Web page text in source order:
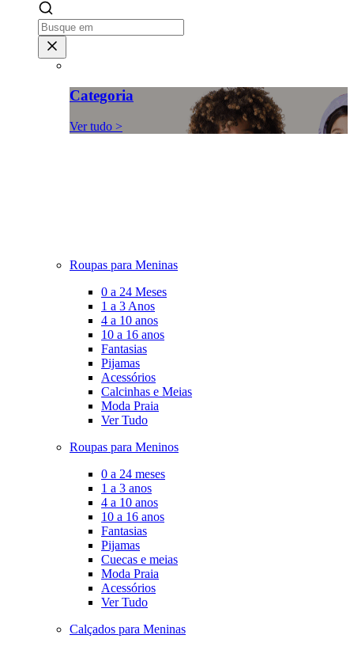
Categoria
Ver tudo >
Roupas para Meninas
0 a 24 Meses
1 a 3 Anos
4 a 10 anos
10 a 16 anos
Fantasias
Pijamas
Acessórios
Calcinhas e Meias
Moda Praia
Ver Tudo
Roupas para Meninos
0 a 24 meses
1 a 3 anos
4 a 10 anos
10 a 16 anos
Fantasias
Pijamas
Cuecas e meias
Moda Praia
Acessórios
Ver Tudo
Calçados para Meninas